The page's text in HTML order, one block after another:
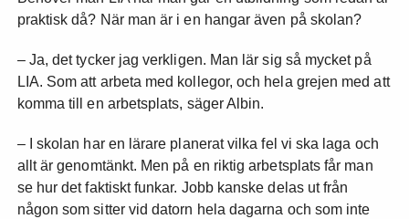
praktisk då? När man är i en hangar även på skolan?
– Ja, det tycker jag verkligen. Man lär sig så mycket på
LIA. Som att arbeta med kollegor, och hela grejen med att
komma till en arbetsplats, säger Albin.
– I skolan har en lärare planerat vilka fel vi ska laga och
allt är genomtänkt. Men på en riktig arbetsplats får man
se hur det faktiskt funkar. Jobb kanske delas ut från
någon som sitter vid datorn hela dagarna och som inte